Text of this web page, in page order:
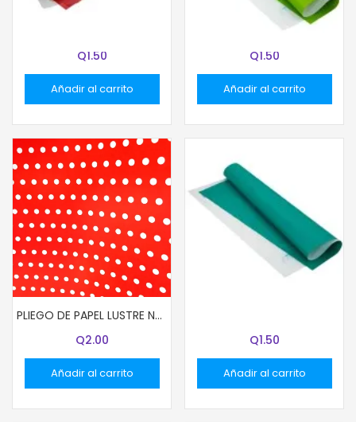
Q1.50
Añadir al carrito
Q1.50
Añadir al carrito
PLIEGO DE PAPEL LUSTRE NARANJA CON PUNTITOS
Q2.00
Añadir al carrito
Q1.50
Añadir al carrito